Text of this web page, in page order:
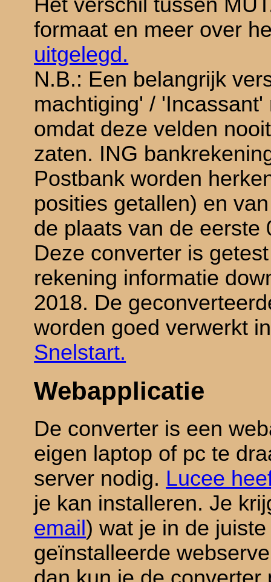
Het verschil tussen
formaat en meer over
uitgelegd.
N.B.: Een belangrijk
machtiging' /
omdat deze velden
zaten. ING
Postbank worden
posities getallen) en
de plaats van de eerste
Deze converter is
rekening informatie
2018. De
worden goed verwerkt
Snelstart.
Webapplicatie
De converter is een
eigen laptop of pc te
server nodig. Lucee
je kan installeren. Je
email) wat je in de
geïnstalleerde